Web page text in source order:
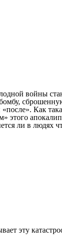
войны
Как
этого
ли в людях
эту